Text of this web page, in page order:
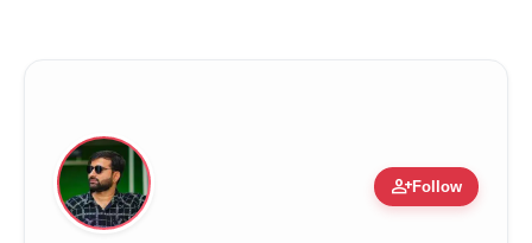
person_addFollow